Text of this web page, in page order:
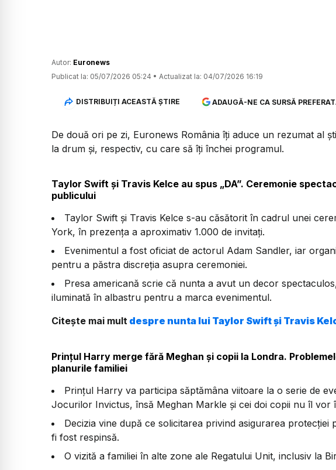
Autor: Euronews
Publicat la: 05/07/2026 05:24 • Actualizat la: 04/07/2026 16:19
DISTRIBUIȚI ACEASTĂ ȘTIRE ADAUGĂ-NE CA SURSĂ
De două ori pe zi, Euronews România îți aduce un rezumat al
la drum și, respectiv, cu care să îți închei programul.
Taylor Swift și Travis Kelce au spus „DA”. Ceremonie
publicului
Taylor Swift și Travis Kelce s-au căsătorit în cadrul unei
York, în prezența a aproximativ 1.000 de invitați.
Evenimentul a fost oficiat de actorul Adam Sandler, iar
pentru a păstra discreția asupra ceremoniei.
Presa americană scrie că nunta a avut un decor
iluminată în albastru pentru a marca evenimentul.
Citește mai mult despre nunta lui Taylor Swift și Travis
Prințul Harry merge fără Meghan și copii la Londra.
planurile familiei
Prințul Harry va participa săptămâna viitoare la o serie de
Jocurilor Invictus, însă Meghan Markle și cei doi copii nu îl vor
Decizia vine după ce solicitarea privind asigurarea protecției
fi fost respinsă.
O vizită a familiei în alte zone ale Regatului Unit, inclusiv la